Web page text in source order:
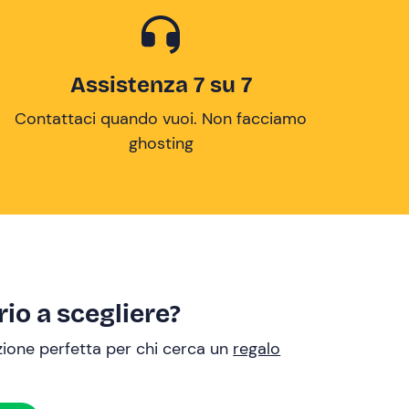
Assistenza 7 su 7
Contattaci quando vuoi. Non facciamo
ghosting
a scegliere?
perfetta per chi cerca un regalo